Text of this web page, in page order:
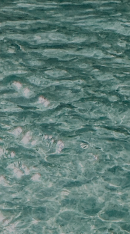
Añadir a la lista de deseos
21226
esmaltes,UÑAS,